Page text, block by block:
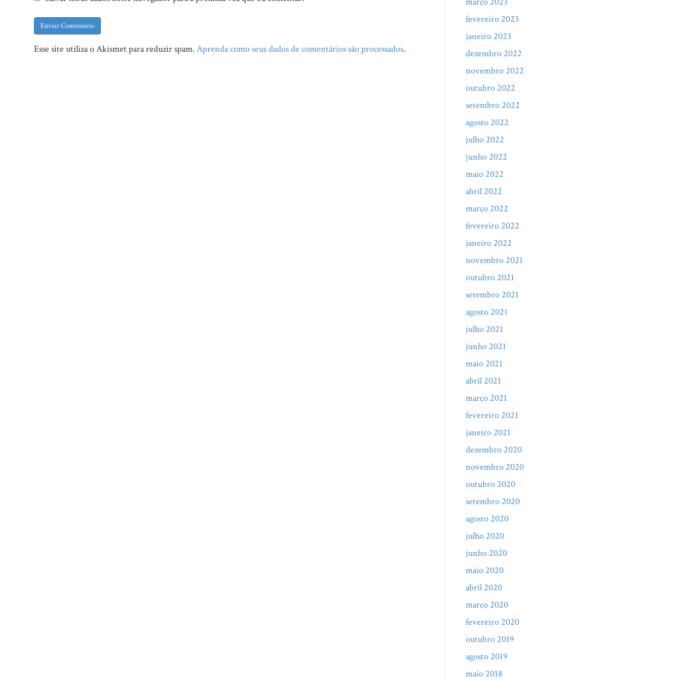
Esse site utiliza o Akismet para reduzir spam.Aprenda como seus dados de comentários são processados.
fevereiro 2023
janeiro 2023
dezembro 2022
novembro 2022
outubro 2022
setembro 2022
agosto 2022
julho 2022
junho 2022
maio 2022
abril 2022
março 2022
fevereiro 2022
janeiro 2022
novembro 2021
outubro 2021
setembro 2021
agosto 2021
julho 2021
junho 2021
maio 2021
abril 2021
março 2021
fevereiro 2021
janeiro 2021
dezembro 2020
novembro 2020
outubro 2020
setembro 2020
agosto 2020
julho 2020
junho 2020
maio 2020
abril 2020
março 2020
fevereiro 2020
outubro 2019
agosto 2019
maio 2018